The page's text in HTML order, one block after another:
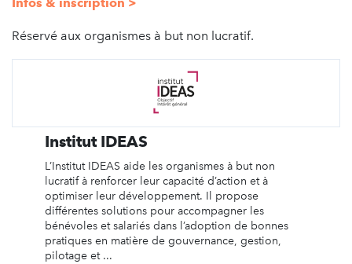
Réservé aux organismes à but non lucratif.
Institut IDEAS
L’Institut IDEAS aide les organismes à but non
lucratif à renforcer leur capacité d’action et à
optimiser leur développement. Il propose
différentes solutions pour accompagner les
bénévoles et salariés dans l’adoption de bonnes
pratiques en matière de gouvernance, gestion,
pilotage et ...